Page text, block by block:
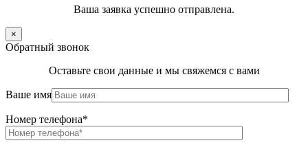
Ваша заявка успешно отправлена.
×
Обратный звонок
Оставьте свои данные и мы свяжемся с вами
Ваше имя
Номер телефона*